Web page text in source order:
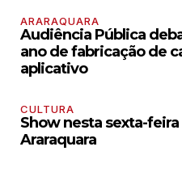
ARARAQUARA
Audiência Pública
ano de fabricação de
aplicativo
CULTURA
Show nesta sexta-feira
Araraquara